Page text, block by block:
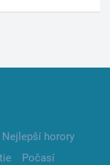
Nejlepší horory
Počasí